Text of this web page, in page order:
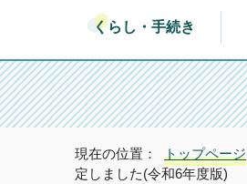
くらし・手続き
現在の位置： トップページ
定しました(令和6年度版)